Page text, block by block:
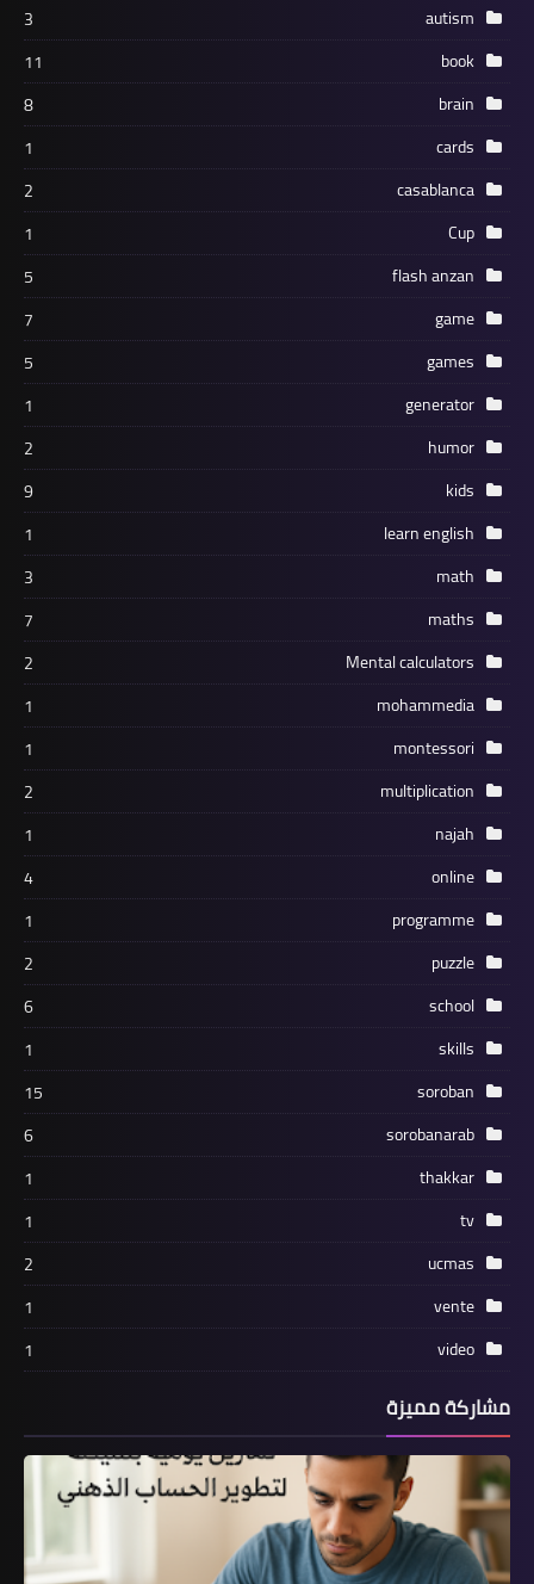
autism
3
book
11
brain
8
cards
1
casablanca
2
Cup
1
flash anzan
5
game
7
games
5
generator
1
humor
2
kids
9
learn english
1
math
3
maths
7
Mental calculators
2
mohammedia
1
montessori
1
multiplication
2
najah
1
online
4
programme
1
puzzle
2
school
6
skills
1
soroban
15
sorobanarab
6
thakkar
1
tv
1
ucmas
2
vente
1
video
1
مشاركة مميزة